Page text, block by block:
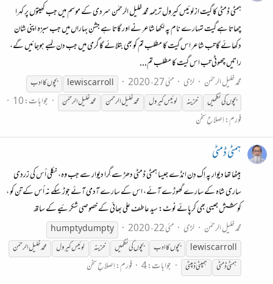
ہمٹی ڈمٹی کا گیت از لوئیس کیرول ترجمہ محمد خلیل الرحمٰن سردی کے موسم میں جب کھیتوں پر کہرا
چھاتا ہے گیت تمہارے نام پہ لکھا شاعر نے اور گاتا ہے جشنِ بہاراں میں جب سبزہ اپنی شان
دکھائے گا تب شاعر اس گیت کا مطلب تم کو بھی بتلائے گا گرمی میں جب دن لمبے ہوجائیں گے،
راتیں چھوٹی تب اس گیت کا مطلب تم...
محمد خلیل الرحمٰن
لڑی مئی 27، 2020 lewis carroll بچوںکا ادب
بچوںکینظمیں خزینہ لوئیسکیرول محمد خلیل الرحمن محمد خلیل الرحمٰن
جوابات: 10
فورم:اِصلاحِ سخن
ہمٹی ڈمٹی
بیٹھا تھا دیوار پہ اِک دِن انڈے جیسا ہمٹی ڈمٹی دھڑ سے گِرا دیوار سے جب وہ، نکلی اُس کی زردی
ساری شاہ کے سارے گھوڑے آئے، اس کے سارے آدمی آئے جوڑ سکے نہ اُس کے تن کو ،
کوشش جیسی بھی کرپائے نوٹ: سید عاطف علی بھائی کے خصوصی شکرئیے کے ساتھ
محمد خلیل الرحمٰن
لڑی مئی 22، 2020
humpty dumpty
lewis carroll
بچوںکا ادب بچوںکینظمیں خزینہ لوئیسکیرول
محمد خلیل الرحمٰن
ہمٹی ڈمٹی
ہمپٹی ڈمپٹی جوابات: 4 فورم:اِصلاحِ سخن